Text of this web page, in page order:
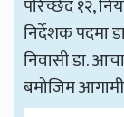
परिच्छेद १२,
निर्देशक पदमा
निवासी डा.
बमोजिम